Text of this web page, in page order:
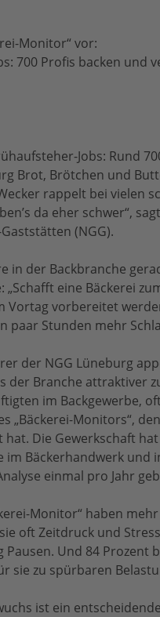
Monitor“ vor:
700 Profis backen und
Jobs: Rund
Brot, Brötchen und
rappelt bei vielen
da eher schwer“,
(NGG).
in der Backbranche
eine Bäckerei
Vortag vorbereitet
paar Stunden mehr
der NGG Lüneburg
der Branche attraktiver
im Backgewerbe,
„Bäckerei-Monitors“,
hat. Die Gewerkschaft
im Bäckerhandwerk
einmal pro Jahr
Monitor“ haben
oft Zeitdruck und
Und 84 Prozent
sie zu spürbaren
ist ein